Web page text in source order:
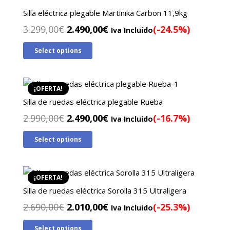
Silla eléctrica plegable Martinika Carbon 11,9kg
3.299,00€ El
precio
original
3.299,00€.
2.490,00€El
2.490,00€.
Iva Incluido(-24.5%)
Select options
¡OFERTA!
Silla de ruedas eléctrica plegable Rueba
2.990,00€ El
precio
original
2.990,00€.
2.490,00€El
2.490,00€.
Iva Incluido(-16.7%)
Select options
¡OFERTA!
Silla de ruedas eléctrica Sorolla 315 Ultraligera
2.690,00€ El
precio
2.010,00€ElIva Incluido(-25.3%)
Select options